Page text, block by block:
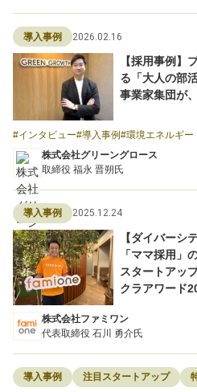
導入事例 2026.02.16
【採用事例】
る「大人の部
事業家集団が
インタビュー 導入事例 環境エネルギー
株式会社グリーングロース
取締役 福永 晋朔氏
導入事例 2025.12.24
【ダイバーシ
「ママ採用」
スタートアッ
クラアワード
株式会社ファミワン
代表取締役 石川 勇介氏
導入事例 注目スタートアップ